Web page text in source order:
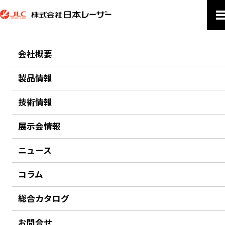
会社概要
製品情報
技術情報
展示会情報
ニュース
コラム
総合カタログ
製品情報
製品情報
品質検査・品質保証